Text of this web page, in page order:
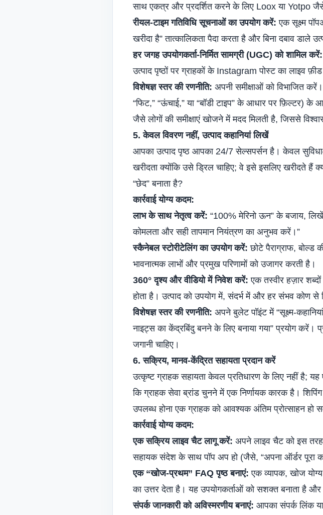
साथ एकत्र और प्रदर्शित करने के लिए Loox या Yotpo
रीयल-टाइम गतिविधि सूचनाओं का उपयोग करें: एक सूक्ष्म
खरीदा है” तात्कालिकता पैदा करता है और बिना दबाव डाले
हर जगह उपयोगकर्ता-निर्मित सामग्री (UGC) को शामिल करें:
उत्पाद पृष्ठों पर ग्राहकों के Instagram पोस्ट का लाइव
विशेषज्ञ स्तर की रणनीति: अपनी समीक्षाओं को विभाजित
“फिट,” “ऊंचाई,” या “बॉडी टाइप” के आधार पर फ़िल्टर)
जैसे लोगों की समीक्षाएं खोजने में मदद मिलती है, जिससे
5. केवल विवरण नहीं, उत्पाद कहानियां लिखें
आपका उत्पाद पृष्ठ आपका 24/7 सेल्सपर्सन है। केवल
खरीदता क्योंकि उसे ड्रिल चाहिए; वे इसे इसलिए खरीदते हैं
“छेद” बनाता है?
कार्रवाई योग्य कदम:
लाभ के साथ नेतृत्व करें: “100% मेरिनो ऊन” के बजाय,
कोमलता और सही तापमान नियंत्रण का अनुभव करें।”
स्कैनेबल स्टोरीटेलिंग का उपयोग करें: छोटे पैराग्राफ, बोल्ड
भावनात्मक लाभों और प्रमुख परिणामों को उजागर करती है।
360° दृश्य और वीडियो में निवेश करें: एक तस्वीर हज़ार
होता है। उत्पाद को उपयोग में, संदर्भ में और हर संभव कोण से
विशेषज्ञ स्तर की रणनीति: अपने बुलेट पॉइंट में “सूक्ष्म-
नाइट्स का केंद्रबिंदु बनने के लिए बनाया गया” प्रयोग करें।
जगानी चाहिए।
6. सक्रिय, मानव-केंद्रित सहायता प्रदान करें
उत्कृष्ट ग्राहक सहायता केवल प्रतिधारण के लिए नहीं है;
कि ग्राहक सेवा ब्रांड चुनने में एक निर्णायक कारक है।
उपलब्ध होना एक ग्राहक को आवश्यक अंतिम प्रोत्साहन हो
कार्रवाई योग्य कदम:
एक सक्रिय लाइव चैट लागू करें: अपने लाइव चैट को इस
सहायक संदेश के साथ पॉप अप हो (जैसे, “अपना ऑर्डर पूरा
एक “खोज-प्रथम” FAQ पृष्ठ बनाएं: एक व्यापक, खोज योग्य
का उत्तर देता है। यह उपयोगकर्ताओं को सशक्त बनाता है
संपर्क जानकारी को अविस्मरणीय बनाएं: आपका संपर्क लिंक